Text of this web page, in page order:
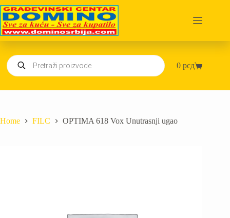
Skip
to
content
Products
search
Shopping
0рсд
Home FILC OPTIMA 618 Vox Unutrasnji ugao